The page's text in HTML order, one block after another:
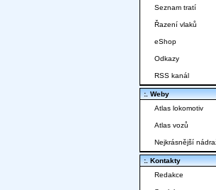
Seznam tratí
Řazení vlaků
eShop
Odkazy
RSS kanál
:. Weby
Atlas lokomotiv
Atlas vozů
Nejkrásnější
:. Kontakty
Redakce